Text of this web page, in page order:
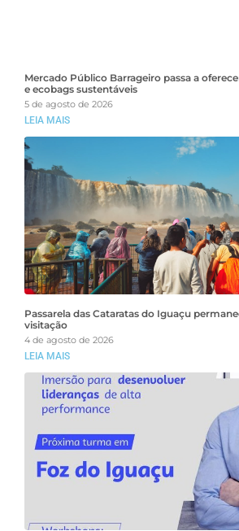
Mercado Público Barrageiro passa a
e ecobags sustentáveis
5 de agosto de 2026
LEIA MAIS
Passarela das Cataratas do Iguaçu
visitação
4 de agosto de 2026
LEIA MAIS